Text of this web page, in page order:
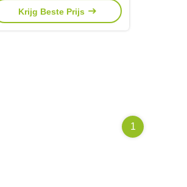
Krijg Beste Prijs
1